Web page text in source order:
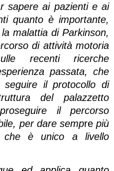
sapere ai pazienti e ai
quanto è importante,
malattia di Parkinson,
di attività motoria
recenti ricerche
passata, che
il protocollo di
del palazzetto
il percorso
per dare semprepiù
è unico a livello